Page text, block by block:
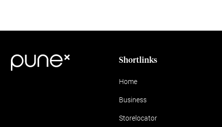
Shortlinks
Home
Business
Storelocator